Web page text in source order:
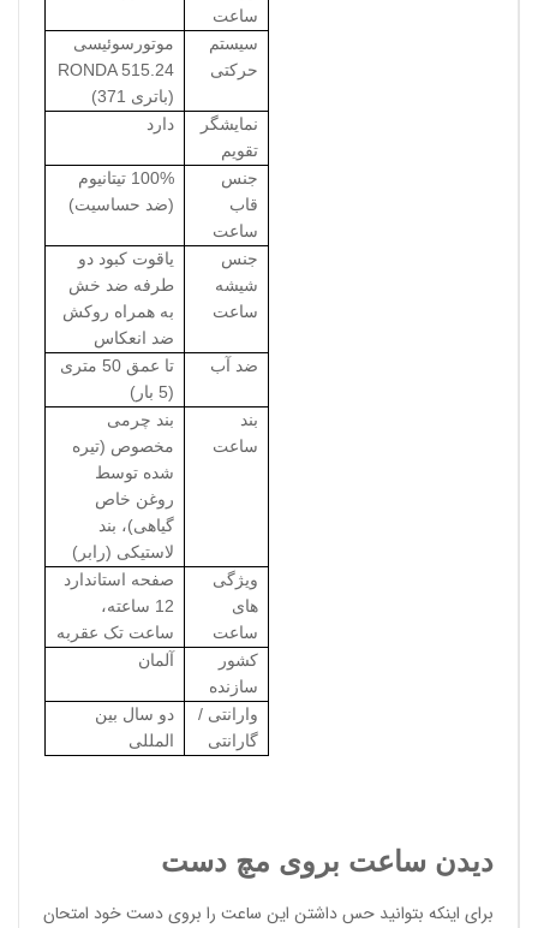
ساعت
سیستم
حرکتی
موتورسوئیسی
RONDA 515.24
(باتری 371)
نمایشگر
تقویم
دارد
جنس
قاب
ساعت
100% تیتانیوم
(ضد حساسیت)
جنس
شیشه
ساعت
یاقوت کبود دو
طرفه ضد خش
به همراه روکش
ضد انعکاس
ضد آب
تا عمق 50 متری
(5 بار)
بند
ساعت
بند چرمی
مخصوص (تیره
شده توسط
روغن خاص
گیاهی)، بند
لاستیکی (رابر)
ویژگی
های
ساعت
صفحه استاندارد
12 ساعته،
ساعت تک عقربه
کشور
سازنده
آلمان
وارانتی /
گارانتی
دو سال بین
المللی
دیدن ساعت بروی مچ دست
برای اینکه بتوانید حس داشتن این ساعت را بروی دست خود امتحان